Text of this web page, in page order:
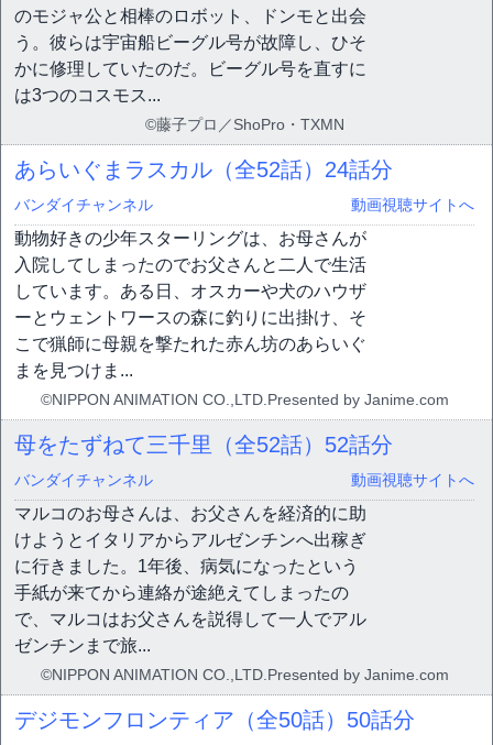
のモジャ公と相棒のロボット、ドンモと出会
う。彼らは宇宙船ビーグル号が故障し、ひそ
かに修理していたのだ。ビーグル号を直すに
は3つのコスモス...
©藤子プロ／ShoPro・TXMN
あらいぐまラスカル（全52話） 24話分
バンダイチャンネル 動画視聴サイトへ
動物好きの少年スターリングは、お母さんが
入院してしまったのでお父さんと二人で生活
しています。ある日、オスカーや犬のハウザ
ーとウェントワースの森に釣りに出掛け、そ
こで猟師に母親を撃たれた赤ん坊のあらいぐ
まを見つけま...
©NIPPON ANIMATION CO.,LTD.Presented by Janime.com
母をたずねて三千里（全52話） 52話分
バンダイチャンネル 動画視聴サイトへ
マルコのお母さんは、お父さんを経済的に助
けようとイタリアからアルゼンチンへ出稼ぎ
に行きました。1年後、病気になったという
手紙が来てから連絡が途絶えてしまったの
で、マルコはお父さんを説得して一人でアル
ゼンチンまで旅...
©NIPPON ANIMATION CO.,LTD.Presented by Janime.com
デジモンフロンティア（全50話） 50話分